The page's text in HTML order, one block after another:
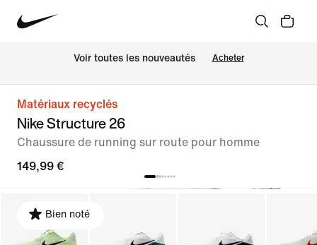
Voir toutes les nouveautés Acheter
Matériaux recyclés
Nike Structure 26
Chaussure de running sur route pour homme
149,99 €
Bien noté